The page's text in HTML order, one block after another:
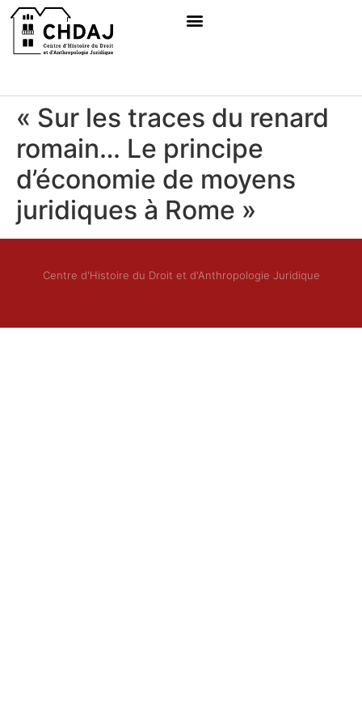
« Sur les traces du renard
romain… Le principe
d’économie de moyens
juridiques à Rome »
Centre d'Histoire du Droit et d'Anthropologie Juridique